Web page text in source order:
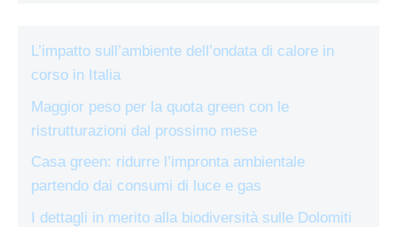
L’impatto sull’ambiente dell’ondata di calore in
corso in Italia
Maggior peso per la quota green con le
ristrutturazioni dal prossimo mese
Casa green: ridurre l’impronta ambientale
partendo dai consumi di luce e gas
I dettagli in merito alla biodiversità sulle Dolomiti